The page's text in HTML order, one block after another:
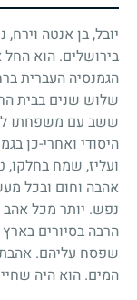
יובל, בן אנטה וירח,
בירושלים. הוא החל
הגמנסיה העברית
שלוש שנים בבית
ששב עם משפחתו
היסודי ואחרי-כן
ועליז, שמח בחלקו,
אהבה וחום ובכל
נפש. יותר מכל אהב
הרבה בסיורים
שפסח עליהם.
המים. הוא היה